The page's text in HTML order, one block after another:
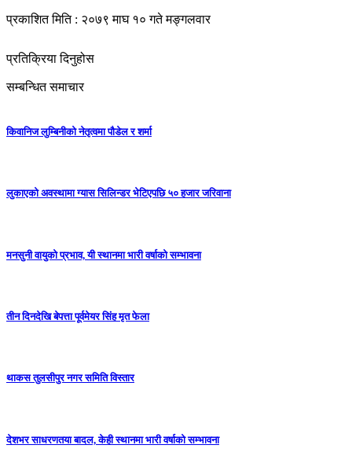
प्रकाशित मिति : २०७९ माघ १० गते मङ्गलवार
प्रतिक्रिया दिनुहोस
सम्बन्धित समाचार
किवानिज लुम्बिनीको नेतृत्वमा पौडेल र शर्मा
लुकाएको अवस्थामा ग्यास सिलिन्डर भेटिएपछि ५० हजार जरिवाना
मनसुनी वायुको प्रभाव, यी स्थानमा भारी वर्षाको सम्भावना
तीन दिनदेखि बेपत्ता पूर्वमेयर सिंह मृत फेला
थाकस तुलसीपुर नगर समिति विस्तार
देशभर साधरणतया बादल, केही स्थानमा भारी वर्षाको सम्भावना